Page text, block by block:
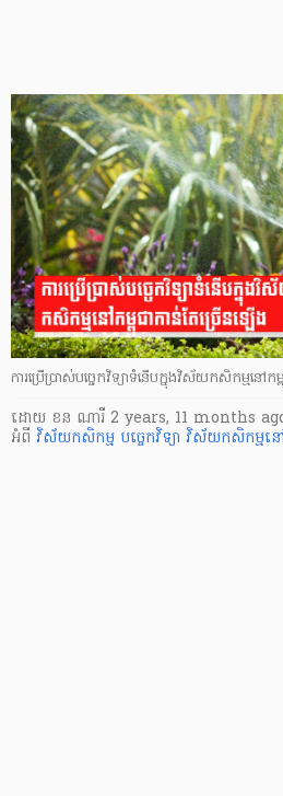
ការប្រើប្រាស់បច្ចេកវិទ្យាទំនើបក្នុងវិស័យកសិកម្មនៅក
ដោយ ខន ណារី 2 years, 11 months
អំពី វិស័យកសិកម្ម បច្ចេកវិទ្យា វិស័យកសិកម្មនៅ